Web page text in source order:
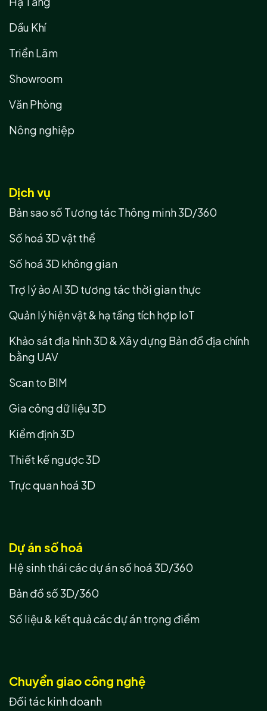
Dầu Khí
Triển Lãm
Showroom
Văn Phòng
Nông nghiệp
Dịch vụ
Bản sao số Tương tác Thông minh 3D/360
Số hoá 3D vật thể
Số hoá 3D không gian
Trợ lý ảo AI 3D tương tác thời gian thực
Quản lý hiện vật & hạ tầng tích hợp IoT
Khảo sát địa hình 3D & Xây dựng Bản đồ địa chính
bằng UAV
Scan to BIM
Gia công dữ liệu 3D
Kiểm định 3D
Thiết kế ngược 3D
Trực quan hoá 3D
Dự án số hoá
Hệ sinh thái các dự án số hoá 3D/360
Bản đồ số 3D/360
Số liệu & kết quả các dự án trọng điểm
Chuyển giao công nghệ
Đối tác kinh doanh